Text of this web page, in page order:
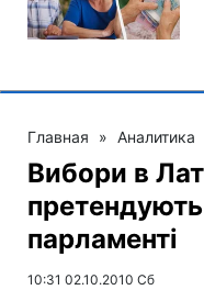
Главная » Аналитика
Вибори в
парламенті
10:31 02.10.2010 Сб